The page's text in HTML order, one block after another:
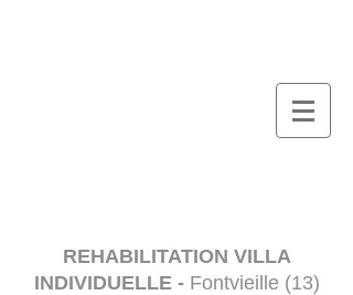
REHABILITATION VILLA
INDIVIDUELLE - Fontvieille (13)